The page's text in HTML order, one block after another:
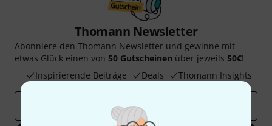
Thomann Newsletter
Abonniere den Thomann Newsletter und gewinne mit
etwas Glück einen von 50 Gutscheinen über jeweils 50€!
Inspirierende Beiträge
Deals Thomann Insights